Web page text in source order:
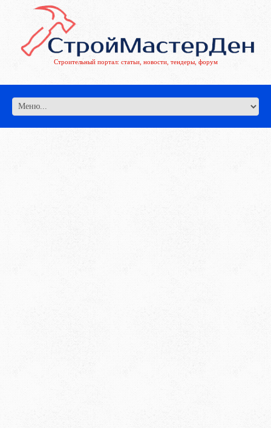
Строительный портал: статьи, новости, тендеры, форум